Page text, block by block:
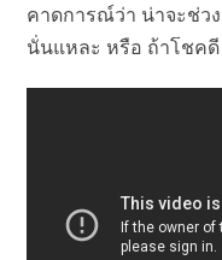
คาดการณ์ว่า น่าจะช่ว
นั่นแหละ หรือ ถ้าโชค